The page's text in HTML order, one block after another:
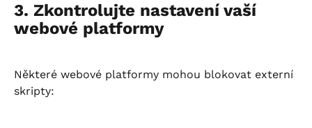
3. Zkontrolujte nastavení vaší
webové platformy
Některé webové platformy mohou blokovat externí
skripty: